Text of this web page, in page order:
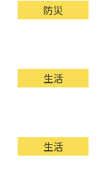
防災
生活
生活